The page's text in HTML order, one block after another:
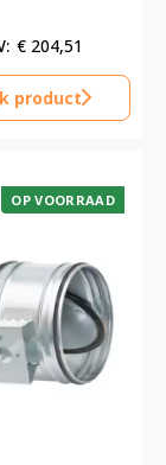
€ 204,51
product
OP VOORRAAD